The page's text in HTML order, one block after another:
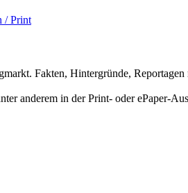
/ Print
Fakten, Hintergründe, Reportagen
anderem in der Print- oder ePaper-